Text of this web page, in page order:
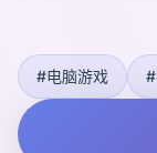
#电脑游戏